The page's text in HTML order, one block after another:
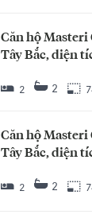
Căn hộ
Tây Bắc, diện
2 2
Căn hộ
Tây Bắc, diện
2 2